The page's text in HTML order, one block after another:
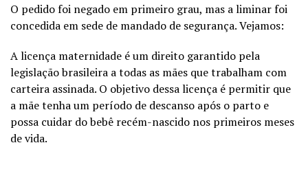
O pedido foi negado em primeiro grau, mas a liminar foi
concedida em sede de mandado de segurança. Vejamos:
A licença maternidade é um direito garantido pela
legislação brasileira a todas as mães que trabalham com
carteira assinada. O objetivo dessa licença é permitir que
a mãe tenha um período de descanso após o parto e
possa cuidar do bebê recém-nascido nos primeiros meses
de vida.